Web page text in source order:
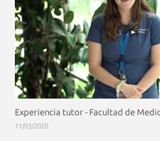
Experiencia tutor - Facultad de
11/03/2020